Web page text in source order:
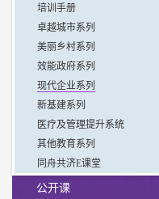
培训手册
卓越城市系列
美丽乡村系列
效能政府系列
现代企业系列
新基建系列
医疗及管理提升系统
其他教育系列
同舟共济E课堂
公开课